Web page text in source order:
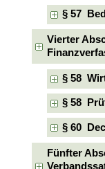
§ 57
Vierter
§ 58
§ 58
§ 60
Fünfter